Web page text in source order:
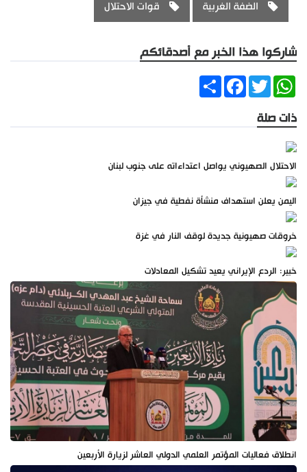
الضفة الغربية قوات الاحتلال
شاركوا هذا الخبر مع أصدقائكم
ShareFacebookTwitter
WhatsApp
ذات صلة
الاحتلال الصهيوني يواصل اعتداءاته على جنوب لبنان
اليمن يعلن استهداف منشأة نفطية في جيزان
خروقات صهيونية جديدة لوقف النار في غزة
خبير: الردع الإيراني يعيد تشكيل المعادلات
انطلاق فعاليات المؤتمر العلمي الدولي العاشر لزيارة الأربعين